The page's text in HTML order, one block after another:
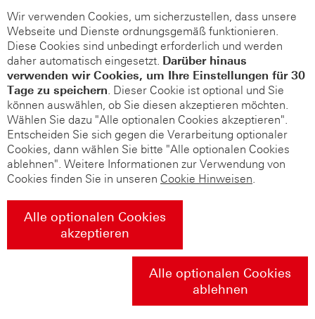
Wir verwenden Cookies, um sicherzustellen, dass unsere
Webseite und Dienste ordnungsgemäß funktionieren.
Diese Cookies sind unbedingt erforderlich und werden
daher automatisch eingesetzt. Darüber hinaus
verwenden wir Cookies, um Ihre Einstellungen für 30
Tage zu speichern. Dieser Cookie ist optional und Sie
können auswählen, ob Sie diesen akzeptieren möchten.
Wählen Sie dazu "Alle optionalen Cookies akzeptieren".
Entscheiden Sie sich gegen die Verarbeitung optionaler
Cookies, dann wählen Sie bitte "Alle optionalen Cookies
ablehnen". Weitere Informationen zur Verwendung von
Cookies finden Sie in unseren Cookie Hinweisen.
Alle optionalen Cookies
akzeptieren
Alle optionalen Cookies
ablehnen